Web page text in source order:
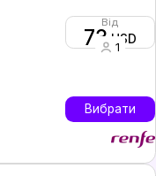
Від
73USD
1
Вибрати